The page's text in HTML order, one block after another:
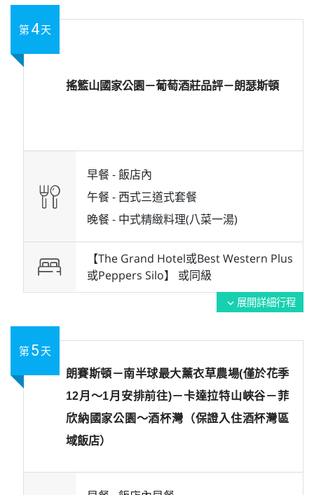
第4天
搖籃山國家公園－葡萄酒莊品評－朗瑟斯頓
早餐 -飯店內
午餐 - 西式三道式套餐
晚餐 - 中式精緻料理(八菜一湯)
【The Grand Hotel或Best Western Plus
或Peppers Silo】 或同級
expand_more 展開詳細行程
第5 天
朗賽斯頓－南半球最大薰衣草農場(僅於花季
12月～1月安排前往)－卡達拉特山峽谷－菲
欣納國家公園～酒杯灣（保證入住酒杯灣區
域飯店）